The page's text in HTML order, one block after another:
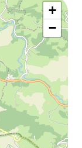
+
−